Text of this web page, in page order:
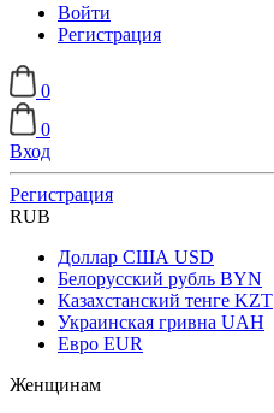
Войти
Регистрация
0
0
Вход
Регистрация
RUB
Доллар США USD
Белорусский рубль BYN
Казахстанский тенге KZT
Украинская гривна UAH
Евро EUR
Женщинам